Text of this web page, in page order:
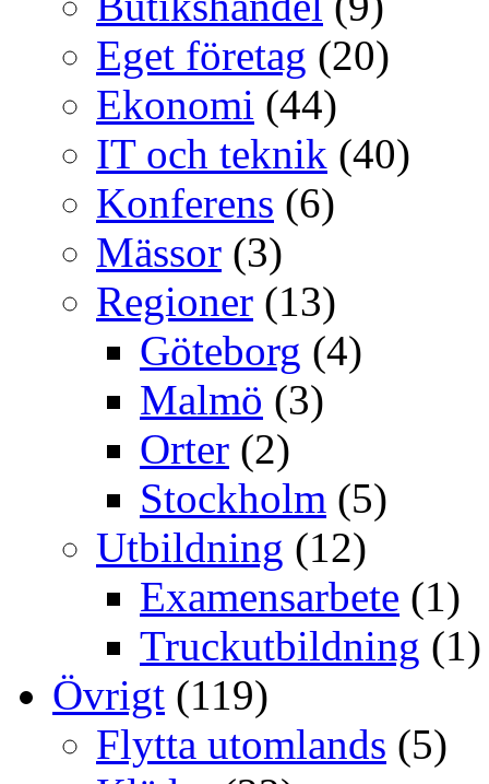
Eget företag (20)
Ekonomi (44)
IT och teknik (40)
Konferens (6)
Mässor (3)
Regioner (13)
Göteborg (4)
Malmö (3)
Orter (2)
Stockholm (5)
Utbildning (12)
Examensarbete (1)
Truckutbildning (1)
Övrigt (119)
Flytta utomlands (5)